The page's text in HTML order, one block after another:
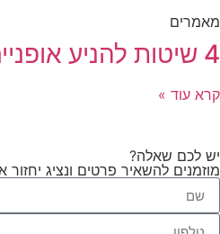
מאמרים
4 שיטות להניע אופניים חשמליות
קרא עוד »
יש לכם שאלה?
מוזמנים להשאיר פרטים ונציג